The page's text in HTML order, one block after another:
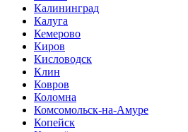
Калининград
Калуга
Кемерово
Киров
Кисловодск
Клин
Ковров
Коломна
Комсомольск-на-Амуре
Копейск